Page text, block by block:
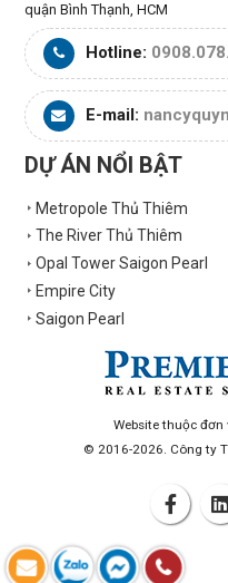
quận Bình Thạnh, HCM
Hotline:
E-mail:
DỰ ÁN NỔI BẬT
Metropole Thủ Thiêm
The River Thủ Thiêm
Opal Tower Saigon Pearl
Empire City
Saigon Pearl
Website thuộc đơn
© 2016-2026. Công ty